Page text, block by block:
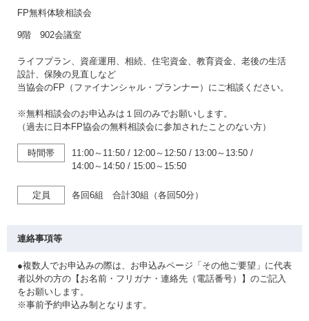
FP無料体験相談会
9階 902会議室
ライフプラン、資産運用、相続、住宅資金、教育資金、老後の生活
設計、保険の見直しなど
当協会のFP（ファイナンシャル・プランナー）にご相談ください。
※無料相談会のお申込みは１回のみでお願いします。
（過去に日本FP協会の無料相談会に参加されたことのない方）
時間帯 11:00～11:50 / 12:00～12:50 / 13:00～13:50 /
14:00～14:50 / 15:00～15:50
定員 各回6組 合計30組（各回50分）
連絡事項等
●複数人でお申込みの際は、お申込みページ「その他ご要望」に代表
者以外の方の【お名前・フリガナ・連絡先（電話番号）】のご記入
をお願いします。
※事前予約申込み制となります。